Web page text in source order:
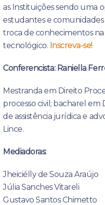
as Instituições sendo uma
estudantes e
troca de conhecimentos
tecnológico. Inscreva-se!
Conferencista: Raniella
Mestranda em Direito
processo civil; bacharel em
de assistência jurídica e
Lince.
Mediadoras:
Jheiciélly de Souza Araújo
Júlia Sanches Vitareli
Gustavo Santos Chimetto